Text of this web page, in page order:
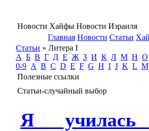
Новости Хайфы Новости Израиля
Главная Новости Статьи
Статьи » Литера I
А Б В Г Д Е Ж З И К Л М Н О
0-9 A B C D E F G H I J K L M
Полезные ссылки
Статьи-случайный выбор
Я училась